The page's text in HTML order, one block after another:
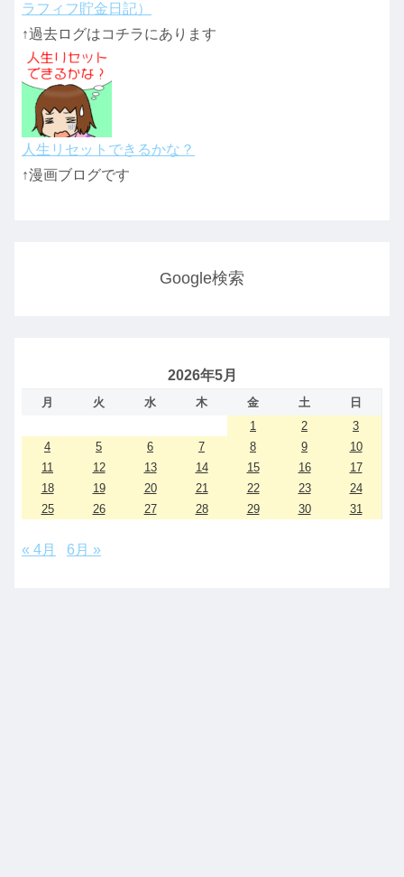
ラフィフ貯金日記）
↑過去ログはコチラにあります
人生リセットできるかな？
↑漫画ブログです
Google検索
2026年5月
月 火 水 木 金 土
日
1
2
3
4
5 6 7 8 9
10
11
12 13 14 15 16
17
18
19 20 21 22 23
24
25
26 27 28 29 30 31
« 4月 6月 »